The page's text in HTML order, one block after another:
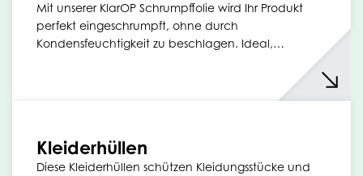
Mit unserer KlarOP Schrumpffolie wird Ihr Produkt
perfekt eingeschrumpft, ohne durch
Kondensfeuchtigkeit zu beschlagen. Ideal,…
Kleiderhüllen
Diese Kleiderhüllen schützen Kleidungsstücke und